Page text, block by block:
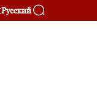
Русский